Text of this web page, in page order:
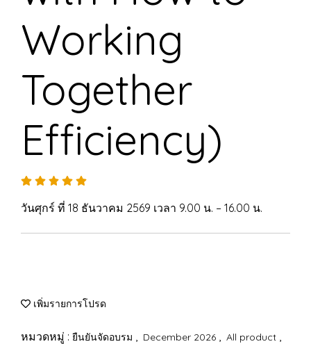
Working
Together
Efficiency)
วันศุกร์ ที่ 18 ธันวาคม 2569 เวลา 9.00 น. – 16.00 น.
เพิ่มรายการโปรด
หมวดหมู่ : ยืนยันจัดอบรม , December 2026 , All product ,